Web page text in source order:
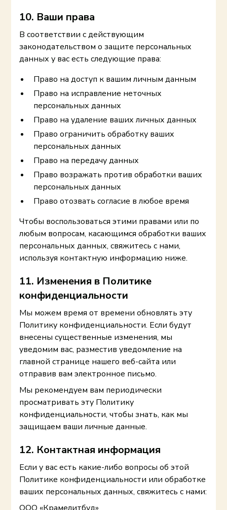
10. Ваши права
В соответствии с действующим
законодательством о защите персональных
данных у вас есть следующие права:
Право на доступ к вашим личным данным
Право на исправление неточных
персональных данных
Право на удаление ваших личных данных
Право ограничить обработку ваших
персональных данных
Право на передачу данных
Право возражать против обработки ваших
персональных данных
Право отозвать согласие в любое время
Чтобы воспользоваться этими правами или по
любым вопросам, касающимся обработки ваших
персональных данных, свяжитесь с нами,
используя контактную информацию ниже.
11. Изменения в Политике
конфиденциальности
Мы можем время от времени обновлять эту
Политику конфиденциальности. Если будут
внесены существенные изменения, мы
уведомим вас, разместив уведомление на
главной странице нашего веб-сайта или
отправив вам электронное письмо.
Мы рекомендуем вам периодически
просматривать эту Политику
конфиденциальности, чтобы знать, как мы
защищаем ваши личные данные.
12. Контактная информация
Если у вас есть какие-либо вопросы об этой
Политике конфиденциальности или обработке
ваших персональных данных, свяжитесь с нами: